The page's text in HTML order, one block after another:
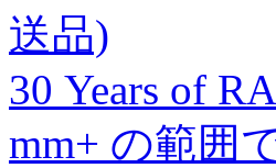
送品)
30 Years of
mm+ の範囲